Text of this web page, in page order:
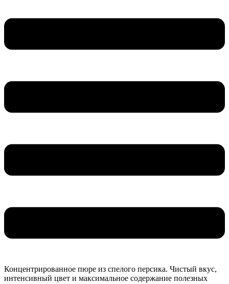
Концентрированное пюре из спелого персика. Чистый вкус,
интенсивный цвет и максимальное содержание полезных